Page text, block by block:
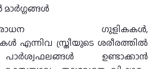
ഗുളികകൾ,
എന്നിവ സ്ത്രീയുടെ ശരീരത്തിൽ
ഉണ്ടാക്കാൻ